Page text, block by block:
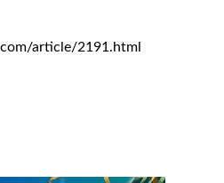
article/2191.html